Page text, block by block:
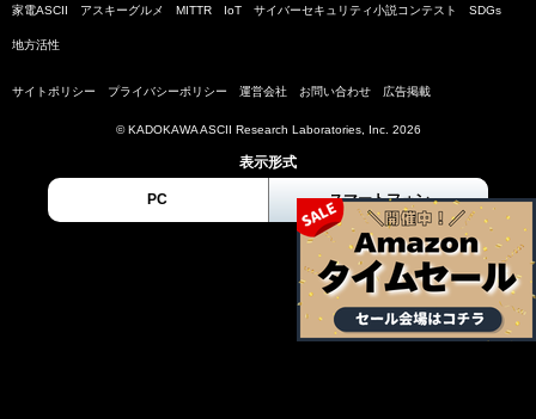
家電ASCII アスキーグルメ MITTR IoT サイバーセキュリティ小説コンテスト SDGs
地方活性
サイトポリシー プライバシーポリシー 運営会社 お問い合わせ 広告掲載
© KADOKAWA ASCII Research Laboratories, Inc. 2026
表示形式
PC スマートフォン